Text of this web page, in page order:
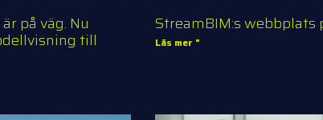
på väg. Nu
till
StreamBIM:s webbplats
Läs mer "